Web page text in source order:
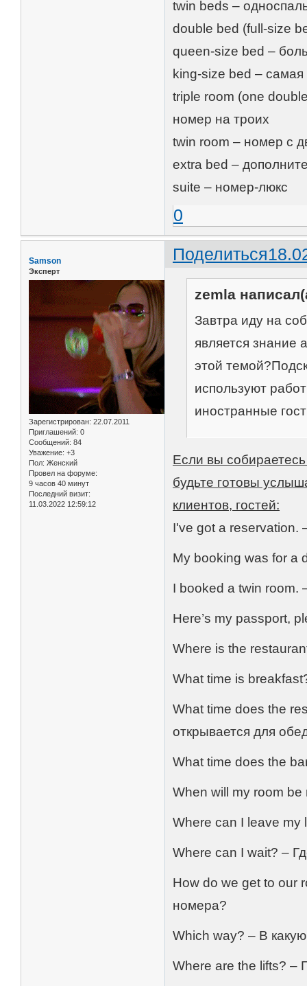
twin beds –
double bed (full-size
queen-size bed –
king-size bed – самая
triple room (one
номер на троих
twin room – номер с
extra bed –
suite – номер-люкс
0
Поделиться
Samson
Эксперт
Зарегистрирован: 22.07.2011
Приглашений: 0
Сообщений: 84
Уважение: +3
Пол: Женский
Провел на форуме:
9 часов 40 минут
Последний визит:
11.03.2022 12:59:12
zemla
Завтра иду на
является знание
этой
используют
иностранные
Если вы
будьте готовы
клиентов, гостей:
I've got a reservation.
My booking was for a
I booked a twin room.
Here’s my passport,
Where is the
What time is
What time does the
открывается для
What time does the
When will my room be
Where can I leave my
Where can I wait? –
How do we get to our
номера?
Which way? – В
Where are the lifts? –